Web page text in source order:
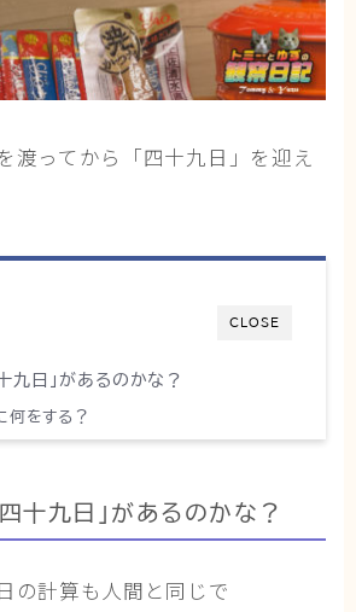
ライフ
の飼い方、しつけ、食事）
ケア・病院情報）
観察日記
渡ってから「四十九日」を迎え
CLOSE
九日」があるのかな？
何をする？
十九日」があるのかな？
の計算も人間と同じで